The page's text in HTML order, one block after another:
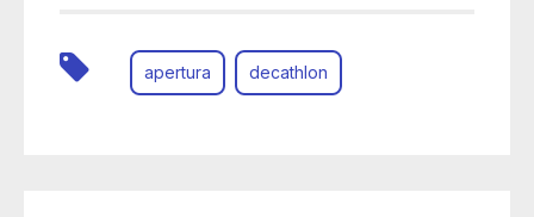
apertura decathlon